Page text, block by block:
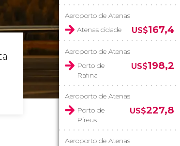
Aeroporto de Atenas
Atenas cidade
US$167,4
Aeroporto de Atenas
Porto de
Rafina
US$198,2
Aeroporto de Atenas
Porto de
Pireus
US$227,8
Aeroporto de Atenas